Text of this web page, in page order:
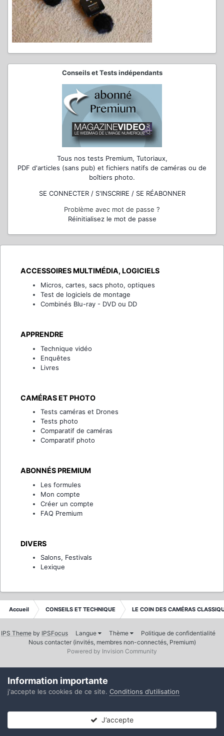
Conseils et Tests indépendants
Tous nos tests Premium, Tutoriaux,
PDF d'articles (sans pub) et fichiers natifs de caméras ou de
boîtiers photo.
SE CONNECTER / S'INSCRIRE / SE RÉABONNER
Problème avec mot de passe ?
Réinitialisez le mot de passe
ACCESSOIRES MULTIMÉDIA, LOGICIELS
Micros, cartes, sacs photo, optiques
Test de logiciels de montage
Combinés Blu-ray - DVD ou DD
APPRENDRE
Technique vidéo
Enquêtes
Livres
CAMÉRAS ET PHOTO
Tests caméras et Drones
Tests photo
Comparatif de caméras
Comparatif photo
ABONNÉS PREMIUM
Les formules
Mon compte
Créer un compte
FAQ Premium
DIVERS
Salons, Festivals
Lexique
Accueil CONSEILS ET TECHNIQUE LE COIN DES CAMÉRAS
IPS Theme by IPSFocus Langue Thème
Politique de confidentialité
Nous contacter (invités, membres non-connectés, Premium)
Powered by Invision Community
Information importante
j'accepte les cookies de ce site. Conditions d’utilisation
J’accepte